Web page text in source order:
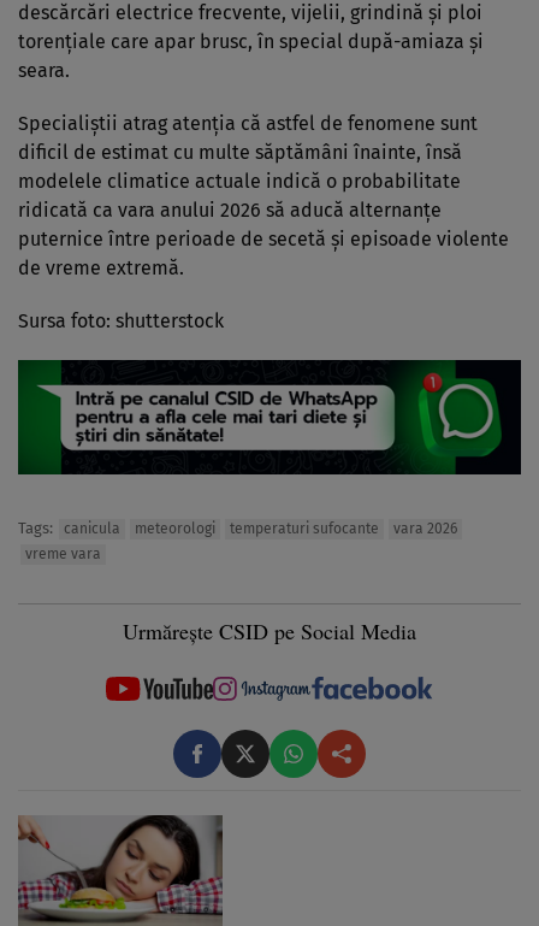
descărcări electrice frecvente, vijelii, grindină și ploi
torențiale care apar brusc, în special după-amiaza și
seara.
Specialiștii atrag atenția că astfel de fenomene sunt
dificil de estimat cu multe săptămâni înainte, însă
modelele climatice actuale indică o probabilitate
ridicată ca vara anului 2026 să aducă alternanțe
puternice între perioade de secetă și episoade violente
de vreme extremă.
Sursa foto: shutterstock
Tags: canicula meteorologi temperaturi sufocante
vara 2026
vreme vara
Urmărește CSID pe Social Media